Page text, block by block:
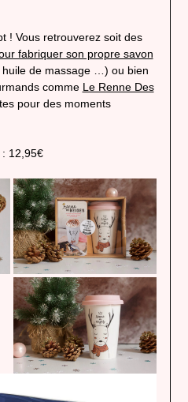
! Vous retrouverez soit des
fabriquer son propre savon
de massage …) ou bien
comme Le Renne Des
pour des moments
: 12,95€